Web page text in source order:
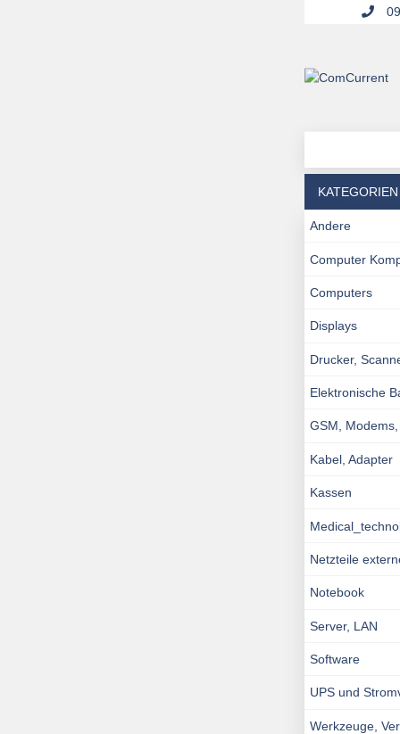
KATEGORIEN
Andere
Computer
Computers
Displays
Drucker,
Elektronische
GSM,
Kabel, Adapter
Kassen
Netzteile
Notebook
Server, LAN
Software
UPS und
Werkzeuge,